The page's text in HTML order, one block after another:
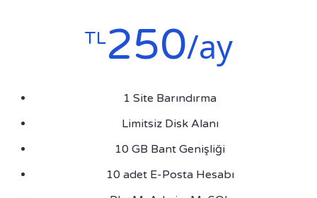
TL250/ay
1 Site Barındırma
Limitsiz Disk Alanı
10 GB Bant Genişliği
10 adet E-Posta Hesabı